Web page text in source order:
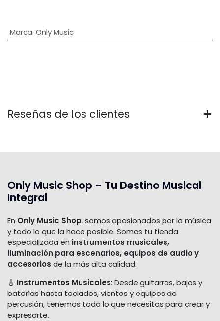
Marca: Only Music
Reseñas de los clientes
Only Music Shop – Tu Destino Musical
Integral
En Only Music Shop, somos apasionados por la música
y todo lo que la hace posible. Somos tu tienda
especializada en instrumentos musicales,
iluminación para escenarios, equipos de audio y
accesorios de la más alta calidad.
🎸 Instrumentos Musicales: Desde guitarras, bajos y
baterías hasta teclados, vientos y equipos de
percusión, tenemos todo lo que necesitas para crear y
expresarte.